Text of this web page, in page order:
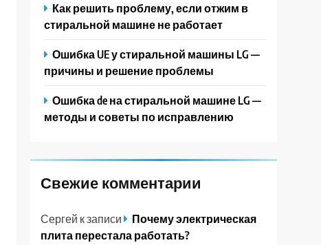
Как решить проблему, если отжим в
стиральной машине не работает
Ошибка UE у стиральной машины LG —
причины и решение проблемы
Ошибка de на стиральной машине LG —
методы и советы по исправлению
Свежие комментарии
Сергей к записи Почему электрическая
плита перестала работать?